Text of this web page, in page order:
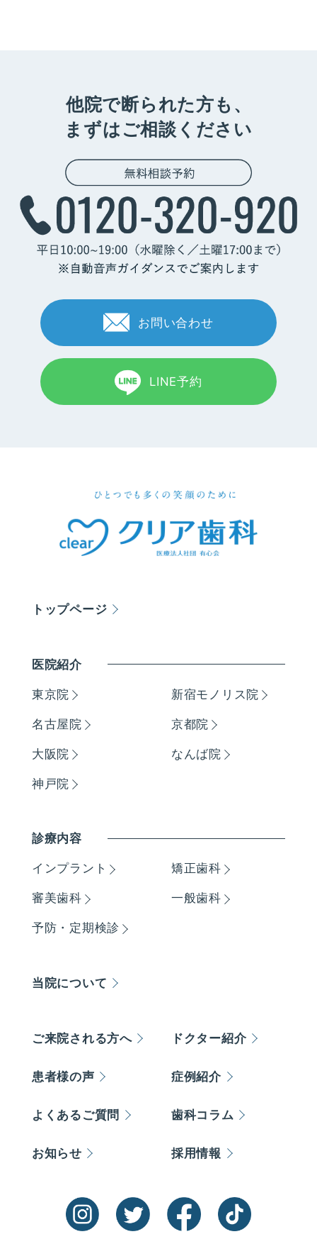
他院で断られた方も、
まずはご相談ください
お問い合わせ
LINE予約
トップページ
医院紹介
東京院 新宿モノリス院
名古屋院 京都院
大阪院 なんば院
神戸院
診療内容
インプラント 矯正歯科
審美歯科 一般歯科
予防・定期検診
当院について
ご来院される方へ ドクター紹介
患者様の声 症例紹介
よくあるご質問 歯科コラム
お知らせ 採用情報